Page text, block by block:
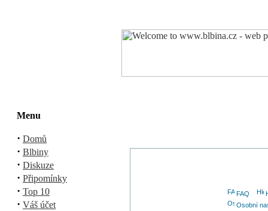
Menu
· Domů
· Blbiny
· Diskuze
· Připomínky
· Top 10
· Váš účet
FAQ
Osobní